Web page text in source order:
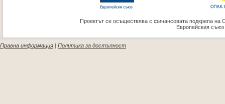
Проектът се осъществява с финансовата подкрепа на
Европейския
Правна информация | Политика за достъпност